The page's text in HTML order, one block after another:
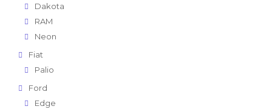
Dakota
RAM
Neon
Fiat
Palio
Ford
Edge